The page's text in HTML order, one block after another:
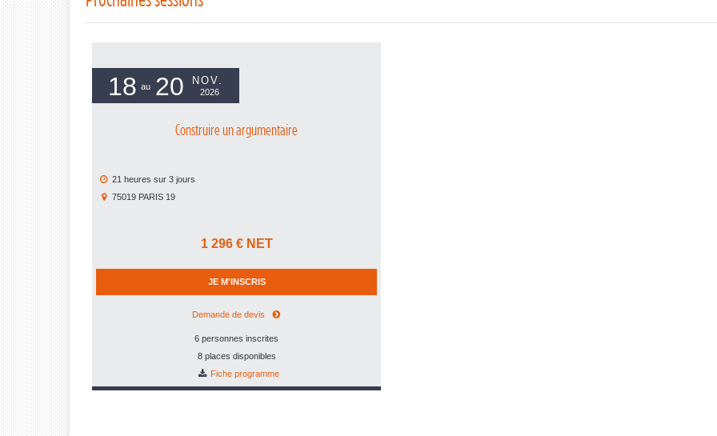
18 au 20 NOV.
2026
Construire un argumentaire
21 heures sur 3 jours
75019 PARIS 19
1 296€ NET
JE M'INSCRIS
Demande de devis
6 personnes inscrites
8 places disponibles
Fiche programme